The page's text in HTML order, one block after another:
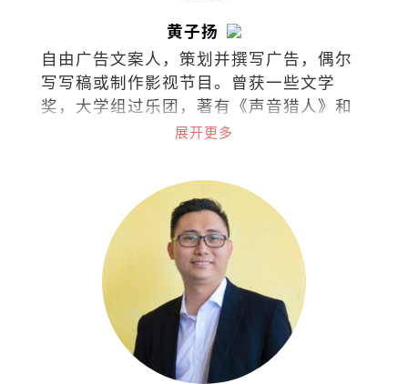
黄子扬
自由广告文案人，策划并撰写广告，偶尔
写写稿或制作影视节目。曾获一些文学
奖，大学组过乐团，著有《声音猎人》和
《徒手杀死那只狐狸》。
展开更多